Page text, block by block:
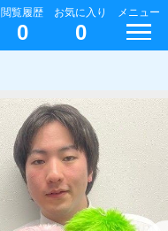
閲覧履歴
0
お気に入り
0
メニュー